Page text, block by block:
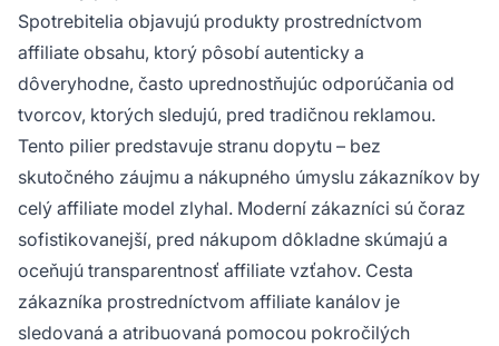
Spotrebitelia objavujú produkty prostredníctvom
affiliate obsahu, ktorý pôsobí autenticky a
dôveryhodne, často uprednostňujúc odporúčania od
tvorcov, ktorých sledujú, pred tradičnou reklamou.
Tento pilier predstavuje stranu dopytu – bez
skutočného záujmu a nákupného úmyslu zákazníkov by
celý affiliate model zlyhal. Moderní zákazníci sú čoraz
sofistikovanejší, pred nákupom dôkladne skúmajú a
oceňujú transparentnosť affiliate vzťahov. Cesta
zákazníka prostredníctvom affiliate kanálov je
sledovaná a atribuovaná pomocou pokročilých